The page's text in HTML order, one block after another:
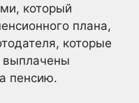
который
плана,
которые
пенсию.